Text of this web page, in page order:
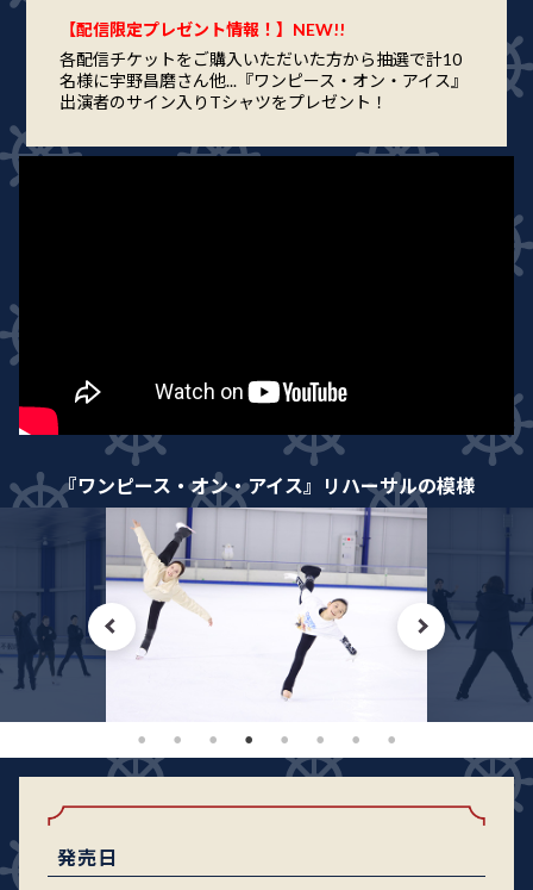
【配信限定プレゼント情報！】NEW!!
各配信チケットをご購入いただいた方から抽選で計10
名様に宇野昌磨さん他...『ワンピース・オン・アイス』
出演者のサイン入りTシャツをプレゼント！
『ワンピース・オン・アイス』リハーサルの模様
発売日